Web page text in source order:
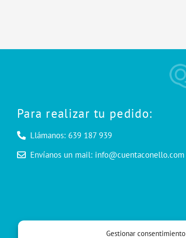
Gestionar consentimiento
Para realizar tu pedido:
Llámanos: 639 187 939
Envíanos un mail: info@cuentaconello.com